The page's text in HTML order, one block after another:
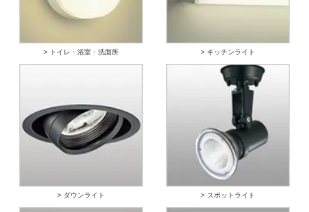
> トイレ・浴室・洗面所 > キッチンライト
> ダウンライト > スポットライト